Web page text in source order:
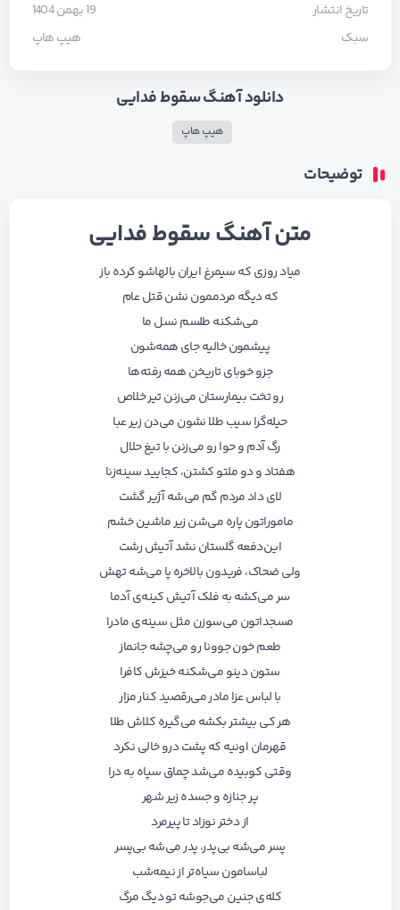
تاریخ انتشار
19 بهمن 1404
سبک
هیپ هاپ
دانلود آهنگ سقوط فدایی
هیپ هاپ
توضیحات
متن آهنگ سقوط فدایی
میاد روزی که سیمرغ ایران بالهاشو کرده باز
که دیگه مردممون نشن قتل عام
می‌شکنه طلسم نسل ما
پیشمون خالیه جای همه‌شون
جزو خوبای تاریخن همه رفته‌ها
رو تخت بیمارستان می‌زنن تیر خلاص
حیله‌گرا سیب طلا نشون می‌دن زیر عبا
رگ آدم و حوا رو می‌زنن با تیغ حلال
هفتاد و دو ملتو کشتن، کجایید سینه‌زنا
لای داد مردم گم می‌شه آژیر گشت
ماموراتون پاره می‌شن زیر ماشین خشم
این‌دفعه گلستان نشد آتیش رشت
ولی ضحاک، فریدون بالاخره پا می‌شه تهش
سر می‌کشه به فلک آتیش کینه‌ی آدما
مسجداتون می‌سوزن مثل سینه‌ی مادرا
طعم خون جوونا رو می‌چشه جانماز
ستون دینو می‌شکنه خیزش کافرا
با لباس عزا مادر می‌رقصید کنار مزار
هر کی بیشتر بکشه می‌گیره کلاش طلا
قهرمان اونیه که پشت درو خالی نکرد
وقتی کوبیده می‌شد چماق سپاه به درا
پر جنازه و جسده زیر شهر
از دختر نوزاد تا پیرمرد
پسر می‌شه بی‌پدر، پدر می‌شه بی‌پسر
لباسامون سیاه‌تر از نیمه‌شب
کله‌ی جنین می‌جوشه تو دیگ مرگ